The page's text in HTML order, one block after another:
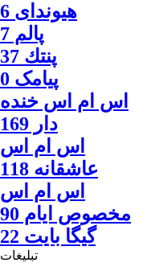
هیوندای 6
پالم 7
پنتك 37
پیامک 0
اس ام اس خنده
دار 169
اس ام اس
عاشقانه 118
اس ام اس
مخصوص ایام 90
گيگا بايت 22
تبلیغات